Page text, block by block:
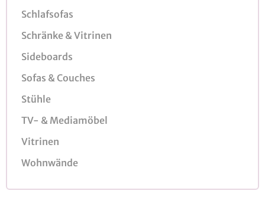
Schlafsofas
Schränke & Vitrinen
Sideboards
Sofas & Couches
Stühle
TV- & Mediamöbel
Vitrinen
Wohnwände